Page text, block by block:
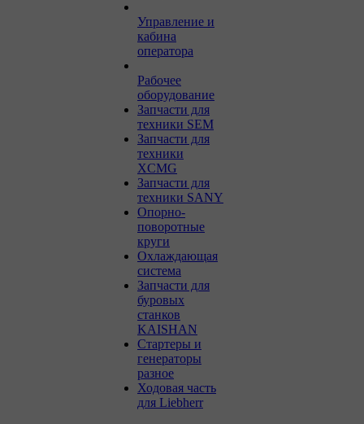
Управление и
кабина
оператора
Рабочее
оборудование
Запчасти для
техники SEM
Запчасти для
техники
XCMG
Запчасти для
техники SANY
Опорно-
поворотные
круги
Охлаждающая
система
Запчасти для
буровых
станков
KAISHAN
Стартеры и
генераторы
разное
Ходовая часть
для Liebherr